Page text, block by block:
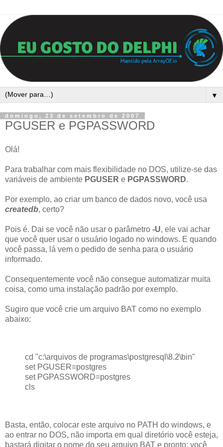
▼
domingo, 23 de setembro de 2007
PGUSER e PGPASSWORD
Olá!
Para trabalhar com mais flexibilidade no DOS, utilize-se das
variáveis de ambiente PGUSER e PGPASSWORD.
Por exemplo, ao criar um banco de dados novo, você usa
createdb, certo?
Pois é. Dai se você não usar o parâmetro -U, ele vai achar
que você quer usar o usuário logado no windows. E quando
você passa, lá vem o pedido de senha para o usuário
informado.
Consequentemente você não consegue automatizar muita
coisa, como uma instalação padrão por exemplo.
Sugiro que você crie um arquivo BAT como no exemplo
abaixo:
cd "c:\arquivos de programas\postgresql\8.2\bin"
set PGUSER=postgres
set PGPASSWORD=postgres
cls
Basta, então, colocar este arquivo no PATH do windows, e
ao entrar no DOS, não importa em qual diretório você esteja,
bastará digitar o nome do seu arquivo BAT e pronto: você